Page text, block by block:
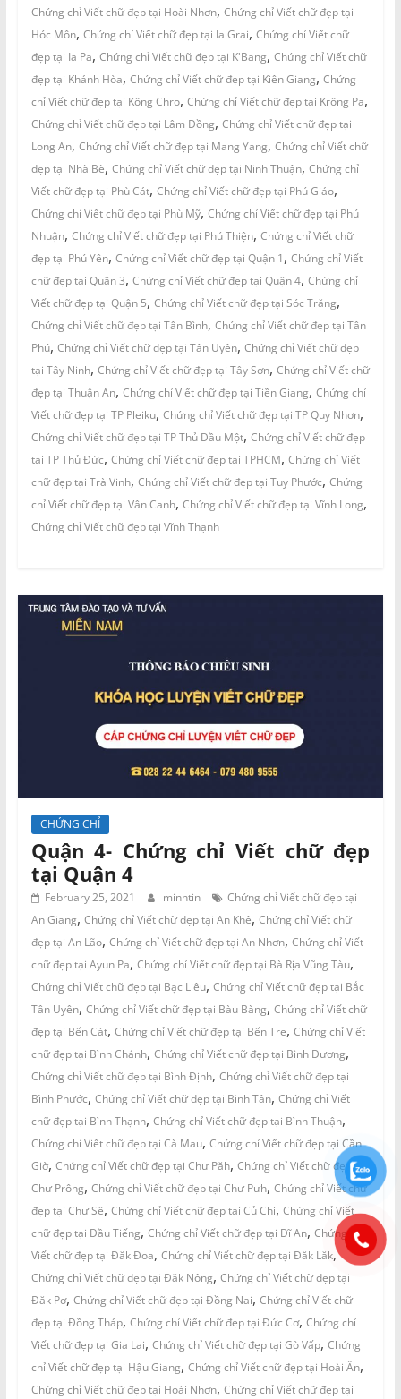
Chứng chỉ Viết chữ đẹp tại Hoài Nhơn, Chứng chỉ Viết chữ đẹp tại
Hóc Môn, Chứng chỉ Viết chữ đẹp tại Ia Grai, Chứng chỉ Viết chữ
đẹp tại Ia Pa, Chứng chỉ Viết chữ đẹp tại K'Bang, Chứng chỉ Viết chữ
đẹp tại Khánh Hòa, Chứng chỉ Viết chữ đẹp tại Kiên Giang, Chứng
chỉ Viết chữ đẹp tại Kông Chro, Chứng chỉ Viết chữ đẹp tại Krông Pa,
Chứng chỉ Viết chữ đẹp tại Lâm Đồng, Chứng chỉ Viết chữ đẹp tại
Long An, Chứng chỉ Viết chữ đẹp tại Mang Yang, Chứng chỉ Viết chữ
đẹp tại Nhà Bè, Chứng chỉ Viết chữ đẹp tại Ninh Thuận, Chứng chỉ
Viết chữ đẹp tại Phù Cát, Chứng chỉ Viết chữ đẹp tại Phú Giáo,
Chứng chỉ Viết chữ đẹp tại Phù Mỹ, Chứng chỉ Viết chữ đẹp tại Phú
Nhuận, Chứng chỉ Viết chữ đẹp tại Phú Thiện, Chứng chỉ Viết chữ
đẹp tại Phú Yên, Chứng chỉ Viết chữ đẹp tại Quận 1, Chứng chỉ Viết
chữ đẹp tại Quận 3, Chứng chỉ Viết chữ đẹp tại Quận 4, Chứng chỉ
Viết chữ đẹp tại Quận 5, Chứng chỉ Viết chữ đẹp tại Sóc Trăng,
Chứng chỉ Viết chữ đẹp tại Tân Bình, Chứng chỉ Viết chữ đẹp tại Tân
Phú, Chứng chỉ Viết chữ đẹp tại Tân Uyên, Chứng chỉ Viết chữ đẹp
tại Tây Ninh, Chứng chỉ Viết chữ đẹp tại Tây Sơn, Chứng chỉ Viết chữ
đẹp tại Thuận An, Chứng chỉ Viết chữ đẹp tại Tiền Giang, Chứng chỉ
Viết chữ đẹp tại TP Pleiku, Chứng chỉ Viết chữ đẹp tại TP Quy Nhơn,
Chứng chỉ Viết chữ đẹp tại TP Thủ Dầu Một, Chứng chỉ Viết chữ đẹp
tại TP Thủ Đức, Chứng chỉ Viết chữ đẹp tại TPHCM, Chứng chỉ Viết
chữ đẹp tại Trà Vinh, Chứng chỉ Viết chữ đẹp tại Tuy Phước, Chứng
chỉ Viết chữ đẹp tại Vân Canh, Chứng chỉ Viết chữ đẹp tại Vĩnh Long,
Chứng chỉ Viết chữ đẹp tại Vĩnh Thạnh
CHỨNG CHỈ
Quận 4- Chứng chỉ Viết chữ đẹp
tại Quận 4
February 25, 2021 minhtin
Chứng chỉ Viết chữ đẹp tại
An Giang, Chứng chỉ Viết chữ đẹp tại An Khê, Chứng chỉ Viết chữ
đẹp tại An Lão, Chứng chỉ Viết chữ đẹp tại An Nhơn, Chứng chỉ Viết
chữ đẹp tại Ayun Pa, Chứng chỉ Viết chữ đẹp tại Bà Rịa Vũng Tàu,
Chứng chỉ Viết chữ đẹp tại Bạc Liêu, Chứng chỉ Viết chữ đẹp tại Bắc
Tân Uyên, Chứng chỉ Viết chữ đẹp tại Bàu Bàng, Chứng chỉ Viết chữ
đẹp tại Bến Cát, Chứng chỉ Viết chữ đẹp tại Bến Tre, Chứng chỉ Viết
chữ đẹp tại Bình Chánh, Chứng chỉ Viết chữ đẹp tại Bình Dương,
Chứng chỉ Viết chữ đẹp tại Bình Định, Chứng chỉ Viết chữ đẹp tại
Bình Phước, Chứng chỉ Viết chữ đẹp tại Bình Tân, Chứng chỉ Viết
chữ đẹp tại Bình Thạnh, Chứng chỉ Viết chữ đẹp tại Bình Thuận,
Chứng chỉ Viết chữ đẹp tại Cà Mau, Chứng chỉ Viết chữ đẹp tại Cần
Giờ, Chứng chỉ Viết chữ đẹp tại Chư Păh, Chứng chỉ Viết chữ đẹp tại
Chư Prông, Chứng chỉ Viết chữ đẹp tại Chư Pưh, Chứng chỉ Viết chữ
đẹp tại Chư Sê, Chứng chỉ Viết chữ đẹp tại Củ Chi, Chứng chỉ Viết
chữ đẹp tại Dầu Tiếng, Chứng chỉ Viết chữ đẹp tại Dĩ An, Chứng chỉ
Viết chữ đẹp tại Đăk Đoa, Chứng chỉ Viết chữ đẹp tại Đăk Lăk,
Chứng chỉ Viết chữ đẹp tại Đăk Nông, Chứng chỉ Viết chữ đẹp tại
Đăk Pơ, Chứng chỉ Viết chữ đẹp tại Đồng Nai, Chứng chỉ Viết chữ
đẹp tại Đồng Tháp, Chứng chỉ Viết chữ đẹp tại Đức Cơ, Chứng chỉ
Viết chữ đẹp tại Gia Lai, Chứng chỉ Viết chữ đẹp tại Gò Vấp, Chứng
chỉ Viết chữ đẹp tại Hậu Giang, Chứng chỉ Viết chữ đẹp tại Hoài Ân,
Chứng chỉ Viết chữ đẹp tại Hoài Nhơn, Chứng chỉ Viết chữ đẹp tại